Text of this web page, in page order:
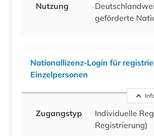
Nutzung
geförderte
Nationallizenz-Login für
Einzelpersonen
Zugangstyp
Individuelle
Registrierung)